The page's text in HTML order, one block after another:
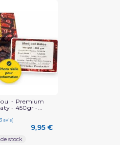
- Premium
- 450gr -...
9,95 €
stock